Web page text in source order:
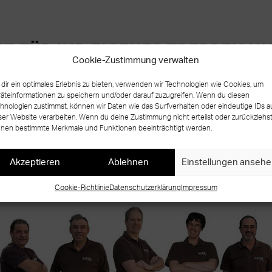
Cookie-Zustimmung verwalten
dir ein optimales Erlebnis zu bieten, verwenden wir Technologien wie Cookies, um
zu speichern und/oder darauf zuzugreifen. Wenn du diesen
zustimmst, können wir Daten wie das Surfverhalten oder eindeutige IDs
Website verarbeiten. Wenn du deine Zustimmung nicht erteilst oder
bestimmte Merkmale und Funktionen beeinträchtigt werden.
Akzeptieren Ablehnen Einstellungen
Cookie-RichtlinieDatenschutzerklärungImpressum
FÜR IHR EIGENES TREPPEN
WARUM WARTEN?
PROJEKT
STARTEN